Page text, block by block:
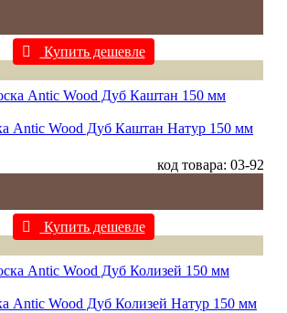
Купить дешевле
Antic Wood Дуб Каштан Натур 150 мм
код товара: 03-92
Купить дешевле
Antic Wood Дуб Колизей Натур 150 мм